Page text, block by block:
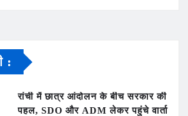
:
रांची में छात्र आंदोलन के बीच सरकार की
पहल, SDO और ADM लेकर पहुंचे वार्ता